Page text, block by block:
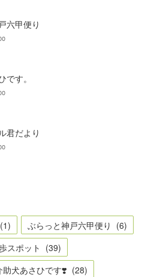
六甲便り
です。
君だより
(1) ぶらっと神戸六甲便り (6)
スポット (39)
助犬あさひです❣️ (28)